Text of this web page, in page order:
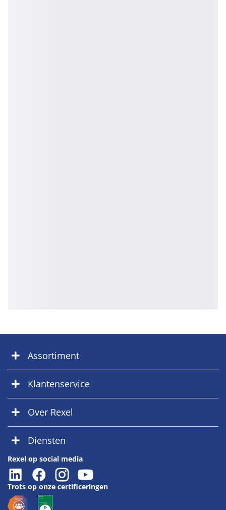
Assortiment
Klantenservice
Over Rexel
Diensten
Rexel op social media
Trots op onze certificeringen